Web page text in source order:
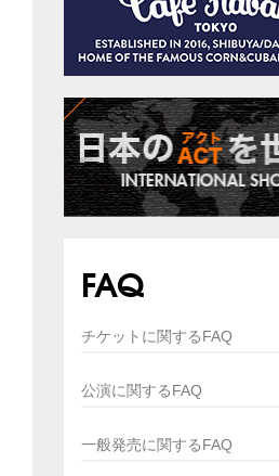
FAQ
チケットに関するFAQ
公演に関するFAQ
一般発売に関するFAQ